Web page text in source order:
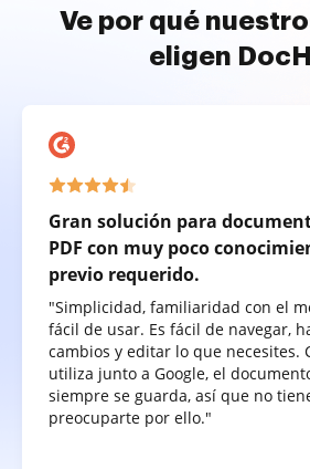
Ve por qué
eligen
Gran solución para
PDF con muy poco
previo requerido.
"Simplicidad, familiaridad con el
fácil de usar. Es fácil de navegar,
cambios y editar lo que necesites.
utiliza junto a Google, el
siempre se guarda, así que no
preocuparte por ello."